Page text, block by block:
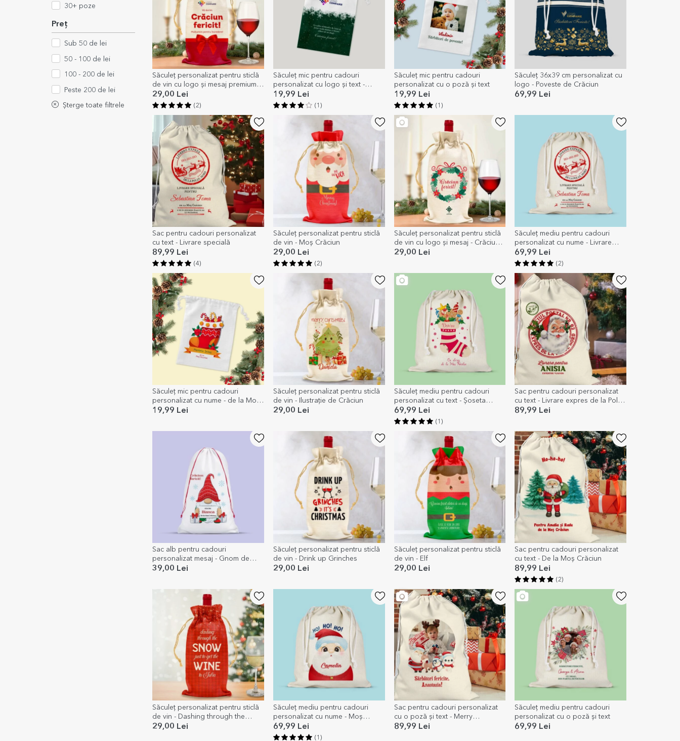
30+ poze
Preț
Sub 50 de lei
50 - 100 de lei
100 - 200 de lei
Peste 200 de lei
Șterge toate filtrele
Săculeț personalizat pentru sticlă
de vin cu logo și mesaj premium
pentru Crăciun
29,00 Lei
(2)
Săculeț mic pentru cadouri
personalizat cu logo și text -
Sărbători fericite!
19,99 Lei
(1)
Săculeț mic pentru cadouri
personalizat cu o poză și text
19,99 Lei
(1)
Săculeț 36x39 cm personalizat cu
logo - Poveste de Crăciun
69,99 Lei
Sac pentru cadouri personalizat
cu text - Livrare specială
89,99 Lei
(4)
Săculeț personalizat pentru sticlă
de vin - Moș Crăciun
29,00 Lei
(2)
Săculeț personalizat pentru sticlă
de vin cu logo și mesaj - Crăciun
fericit!
29,00 Lei
Săculeț mediu pentru cadouri
personalizat cu nume - Livrare
specială
69,99 Lei
(2)
Săculeț mic pentru cadouri
personalizat cu nume - de la Moș
Nicolae
19,99 Lei
Săculeț personalizat pentru sticlă
de vin - Ilustrație de Crăciun
29,00 Lei
Săculeț mediu pentru cadouri
personalizat cu text - Șoseta
magică
69,99 Lei
(1)
Sac pentru cadouri personalizat
cu text - Livrare expres de la Polul
Nord
89,99 Lei
Sac alb pentru cadouri
personalizat mesaj - Gnom de
Crăciun
39,00 Lei
Săculeț personalizat pentru sticlă
de vin - Drink up Grinches
29,00 Lei
Săculeț personalizat pentru sticlă
de vin - Elf
29,00 Lei
Sac pentru cadouri personalizat
cu text - De la Moș Crăciun
89,99 Lei
(2)
Săculeț personalizat pentru sticlă
de vin - Dashing through the
snow
29,00 Lei
Săculeț mediu pentru cadouri
personalizat cu nume - Moș
Crăciun
69,99 Lei
(1)
Sac pentru cadouri personalizat
cu o poză și text - Merry
Christmas
89,99 Lei
Săculeț mediu pentru cadouri
personalizat cu o poză și text
69,99 Lei